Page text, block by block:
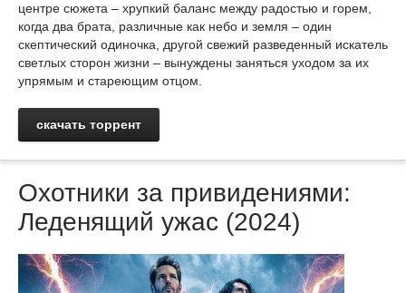
центре сюжета – хрупкий баланс между радостью и горем,
когда два брата, различные как небо и земля – один
скептический одиночка, другой свежий разведенный искатель
светлых сторон жизни – вынуждены заняться уходом за их
упрямым и стареющим отцом.
скачать торрент
Охотники за привидениями:
Леденящий ужас (2024)